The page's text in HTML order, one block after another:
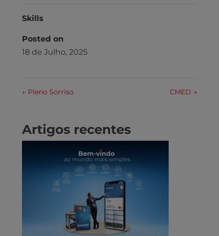
Skills
Posted on
18 de Julho, 2025
←Pleno Sorriso CMED →
Artigos recentes